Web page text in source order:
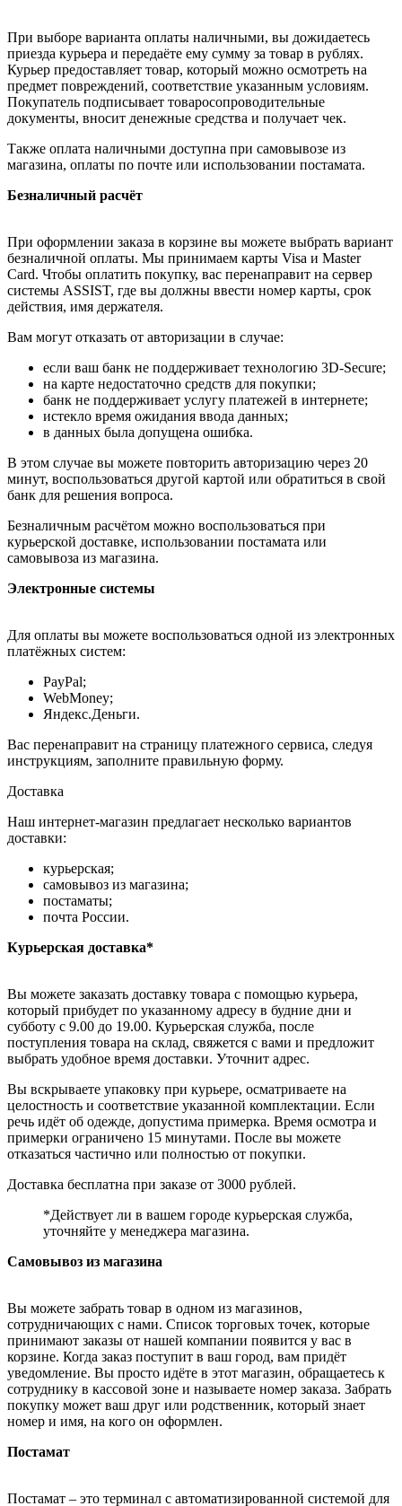
При выборе варианта оплаты наличными, вы дожидаетесь
приезда курьера и передаёте ему сумму за товар в рублях.
Курьер предоставляет товар, который можно осмотреть на
предмет повреждений, соответствие указанным условиям.
Покупатель подписывает товаросопроводительные
документы, вносит денежные средства и получает чек.
Также оплата наличными доступна при самовывозе из
магазина, оплаты по почте или использовании постамата.
Безналичный расчёт
При оформлении заказа в корзине вы можете выбрать вариант
безналичной оплаты. Мы принимаем карты Visa и Master
Card. Чтобы оплатить покупку, вас перенаправит на сервер
системы ASSIST, где вы должны ввести номер карты, срок
действия, имя держателя.
Вам могут отказать от авторизации в случае:
если ваш банк не поддерживает технологию 3D-Secure;
на карте недостаточно средств для покупки;
банк не поддерживает услугу платежей в интернете;
истекло время ожидания ввода данных;
в данных была допущена ошибка.
В этом случае вы можете повторить авторизацию через 20
минут, воспользоваться другой картой или обратиться в свой
банк для решения вопроса.
Безналичным расчётом можно воспользоваться при
курьерской доставке, использовании постамата или
самовывоза из магазина.
Электронные системы
Для оплаты вы можете воспользоваться одной из электронных
платёжных систем:
PayPal;
WebMoney;
Яндекс.Деньги.
Вас перенаправит на страницу платежного сервиса, следуя
инструкциям, заполните правильную форму.
Доставка
Наш интернет-магазин предлагает несколько вариантов
доставки:
курьерская;
самовывоз из магазина;
постаматы;
почта России.
Курьерская доставка*
Вы можете заказать доставку товара с помощью курьера,
который прибудет по указанному адресу в будние дни и
субботу с 9.00 до 19.00. Курьерская служба, после
поступления товара на склад, свяжется с вами и предложит
выбрать удобное время доставки. Уточнит адрес.
Вы вскрываете упаковку при курьере, осматриваете на
целостность и соответствие указанной комплектации. Если
речь идёт об одежде, допустима примерка. Время осмотра и
примерки ограничено 15 минутами. После вы можете
отказаться частично или полностью от покупки.
Доставка бесплатна при заказе от 3000 рублей.
*Действует ли в вашем городе курьерская служба,
уточняйте у менеджера магазина.
Самовывоз из магазина
Вы можете забрать товар в одном из магазинов,
сотрудничающих с нами. Список торговых точек, которые
принимают заказы от нашей компании появится у вас в
корзине. Когда заказ поступит в ваш город, вам придёт
уведомление. Вы просто идёте в этот магазин, обращаетесь к
сотруднику в кассовой зоне и называете номер заказа. Забрать
покупку может ваш друг или родственник, который знает
номер и имя, на кого он оформлен.
Постамат
Постамат – это терминал с автоматизированной системой для